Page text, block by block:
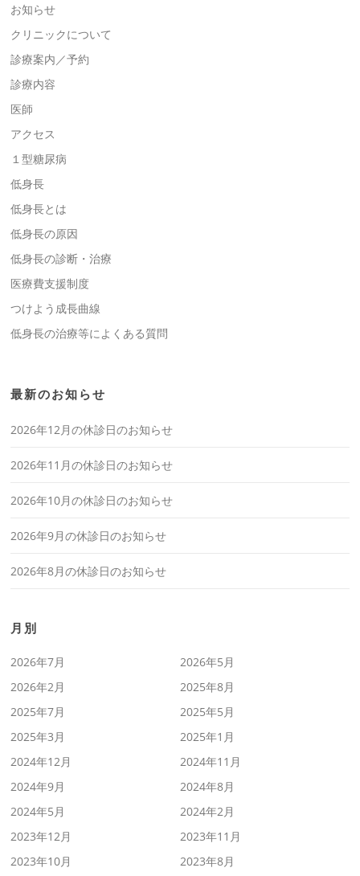
お知らせ
クリニックについて
診療案内／予約
診療内容
医師
アクセス
１型糖尿病
低身長
低身長とは
低身長の原因
低身長の診断・治療
医療費支援制度
つけよう成長曲線
低身長の治療等によくある質問
最新のお知らせ
2026年12月の休診日のお知らせ
2026年11月の休診日のお知らせ
2026年10月の休診日のお知らせ
2026年9月の休診日のお知らせ
2026年8月の休診日のお知らせ
月別
2026年7月
2026年5月
2026年2月
2025年8月
2025年7月
2025年5月
2025年3月
2025年1月
2024年12月
2024年11月
2024年9月
2024年8月
2024年5月
2024年2月
2023年12月
2023年11月
2023年10月
2023年8月